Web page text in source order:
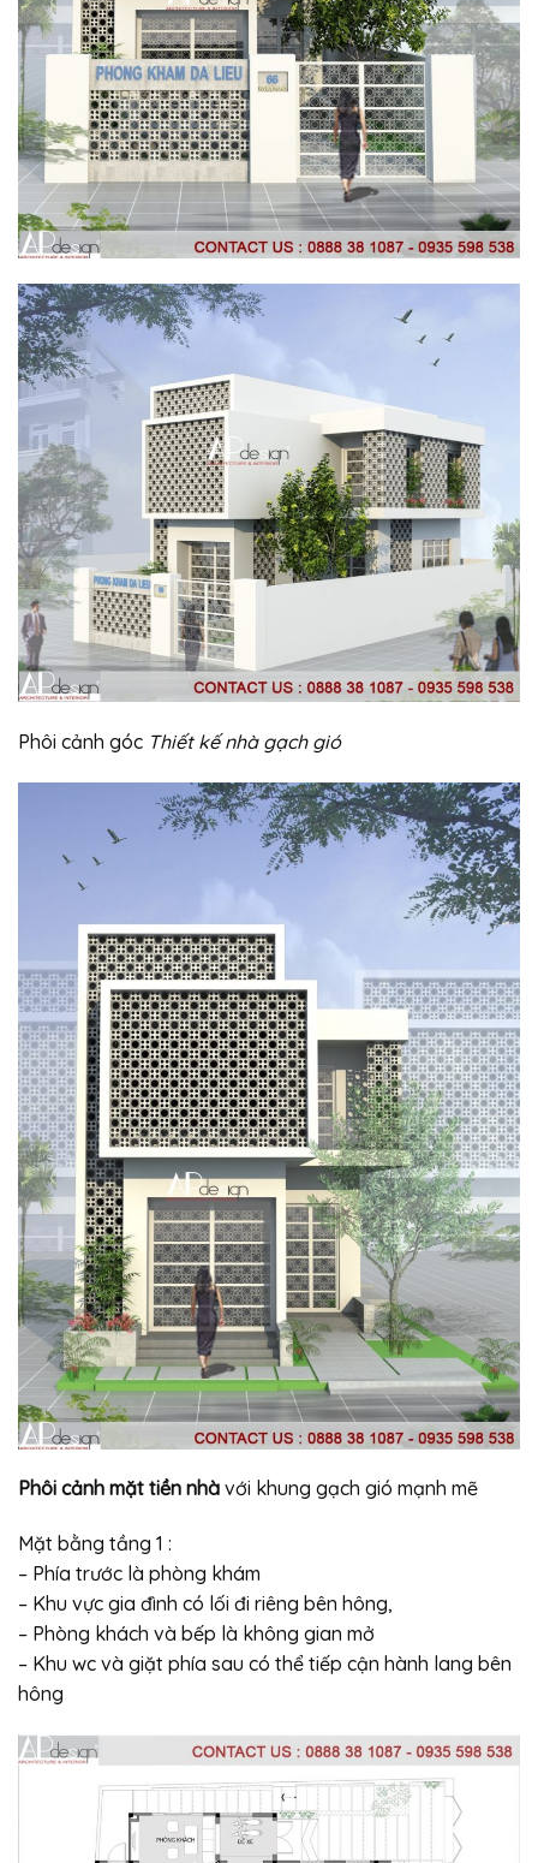
Phôi cảnh góc Thiết kế nhà gạch gió
Phôi cảnh mặt tiền nhà với khung gạch gió mạnh mẽ
Mặt bằng tầng 1 :
– Phía trước là phòng khám
– Khu vực gia đình có lối đi riêng bên hông,
– Phòng khách và bếp là không gian mở
– Khu wc và giặt phía sau có thể tiếp cận hành lang bên
hông